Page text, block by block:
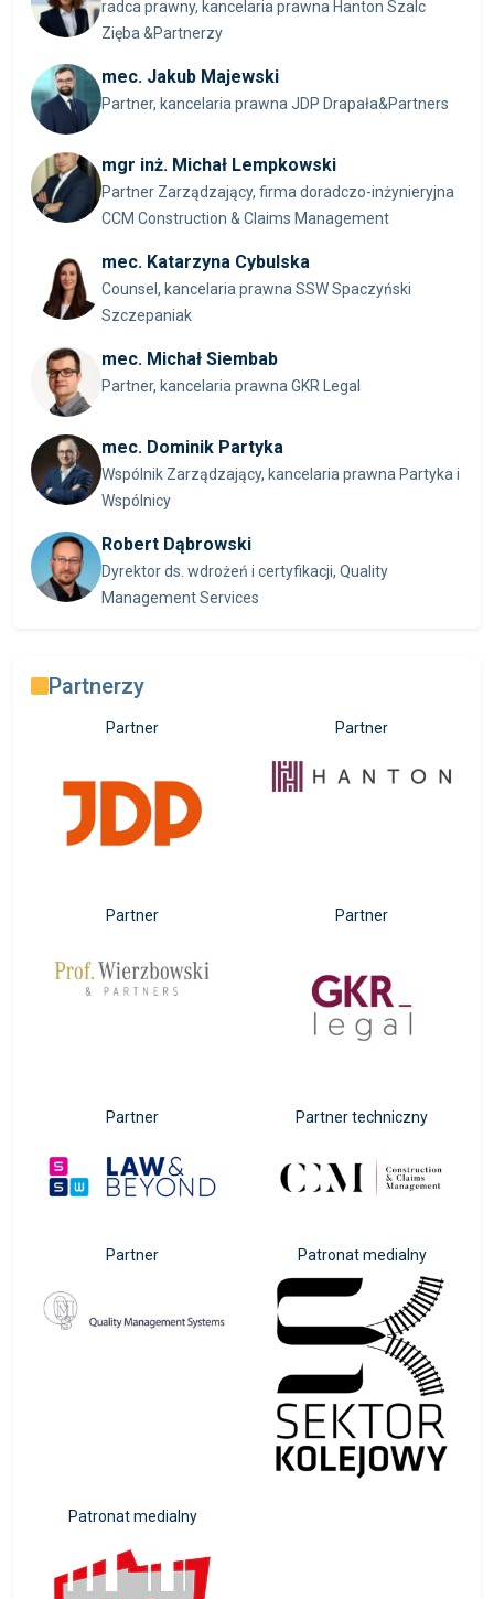
radca prawny, kancelaria prawna Hanton Szalc
Zięba &Partnerzy
mec. Jakub Majewski
Partner, kancelaria prawna JDP Drapała&Partners
mgr inż. Michał Lempkowski
Partner Zarządzający, firma doradczo-inżynieryjna
CCM Construction & Claims Management
mec. Katarzyna Cybulska
Counsel, kancelaria prawna SSW Spaczyński
Szczepaniak
mec. Michał Siembab
Partner, kancelaria prawna GKR Legal
mec. Dominik Partyka
Wspólnik Zarządzający, kancelaria prawna Partyka i
Wspólnicy
Robert Dąbrowski
Dyrektor ds. wdrożeń i certyfikacji, Quality
Management Services
Partnerzy
Partner Partner
Partner Partner
Partner Partner techniczny
Partner Patronat medialny
Patronat medialny